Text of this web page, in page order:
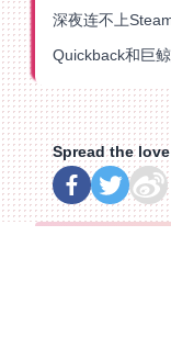
深夜连不上
Spread the love